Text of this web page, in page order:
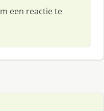
een reactie te